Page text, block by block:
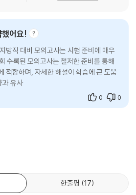
어요!
방직 대비 모의고사는 시험 준비에 매우
수록된 모의고사는 철저한 준비를 통해
적합하며, 자세한 해설이 학습에 큰 도움
유사한 문제들로 구성되어 있어 수험생
0 0